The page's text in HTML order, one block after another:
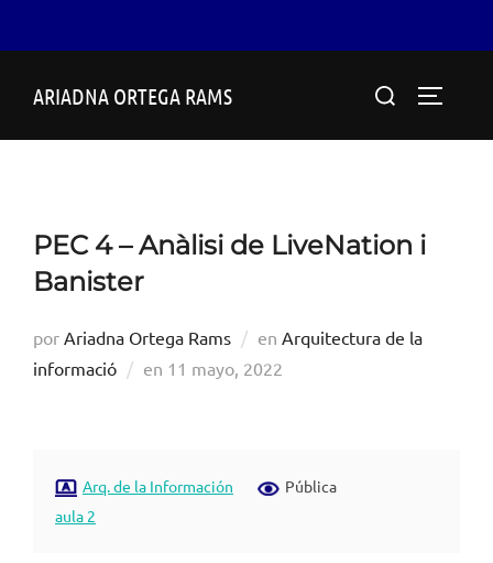
ARIADNA ORTEGA RAMS Buscar:
PEC 4 – Anàlisi de LiveNation i
Banister
por Ariadna Ortega Rams en Arquitectura de la
informació
en Publicado
11 mayo, 2022
Arq. de la Información
aula 2
Pública